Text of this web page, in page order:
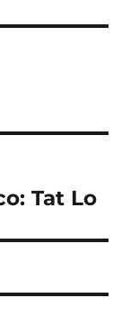
Tat Lo